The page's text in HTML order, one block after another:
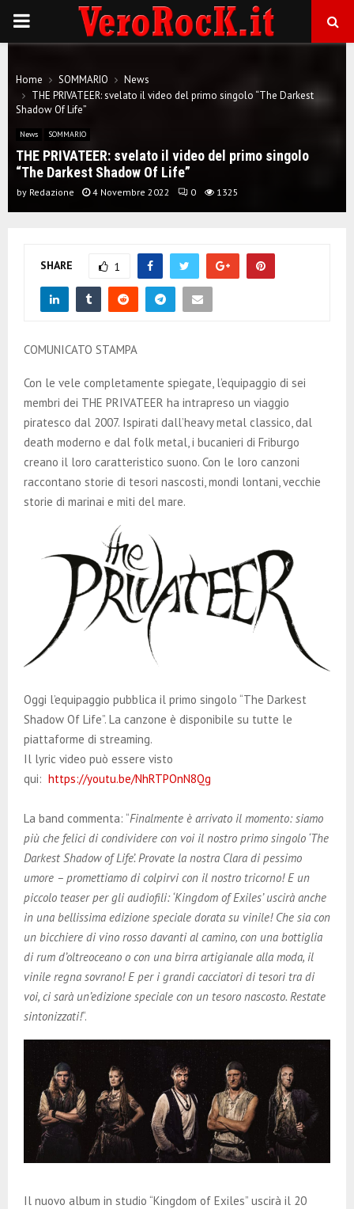
P
I
M
A
N
U
Home SOMMARIO
News
THE PRIVATEER: svelato il video del primo singolo “The Darkest
Shadow Of Life”
News SOMMARIO
THE PRIVATEER: svelato il video del primo singolo
“The Darkest Shadow Of Life”
by Redazione 4 Novembre 2022 0 1325
SHARE 1
COMUNICATO STAMPA
Con le vele completamente spiegate, l’equipaggio di sei
membri dei THE PRIVATEER ha intrapreso un viaggio
piratesco dal 2007. Ispirati dall’heavy metal classico, dal
death moderno e dal folk metal, i bucanieri di Friburgo
creano il loro caratteristico suono. Con le loro canzoni
raccontano storie di tesori nascosti, mondi lontani, vecchie
storie di marinai e miti del mare.
Oggi l’equipaggio pubblica il primo singolo “The Darkest
Shadow Of Life”. La canzone è disponibile su tutte le
piattaforme di streaming.
Il lyric video può essere visto
qui: https://youtu.be/NhRTPOnN8Qg
La band commenta: “Finalmente è arrivato il momento: siamo
più che felici di condividere con voi il nostro primo singolo ‘The
Darkest Shadow of Life’. Provate la nostra Clara di pessimo
umore – promettiamo di colpirvi con il nostro tricorno! E un
piccolo teaser per gli audiofili: ‘Kingdom of Exiles’ uscirà anche
in una bellissima edizione speciale dorata su vinile! Che sia con
un bicchiere di vino rosso davanti al camino, con una bottiglia
di rum d’oltreoceano o con una birra artigianale alla moda, il
vinile regna sovrano! E per i grandi cacciatori di tesori tra di
voi, ci sarà un’edizione speciale con un tesoro nascosto. Restate
sintonizzati!“.
Il nuovo album in studio “Kingdom of Exiles” uscirà il 20